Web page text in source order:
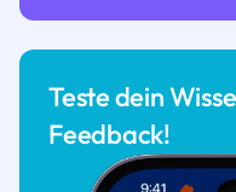
Teste dein
Feedback!